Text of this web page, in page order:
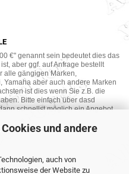
und andere
auch von
der Website zu
€" genannt sein bedeutet dies das
aber ggf. auf Anfrage bestellt
alle gängigen Marken,
aber auch andere Marken
ist dies wenn Sie z.B. die
Bitte einfach über dasd
schnellst möglich ein Angebot